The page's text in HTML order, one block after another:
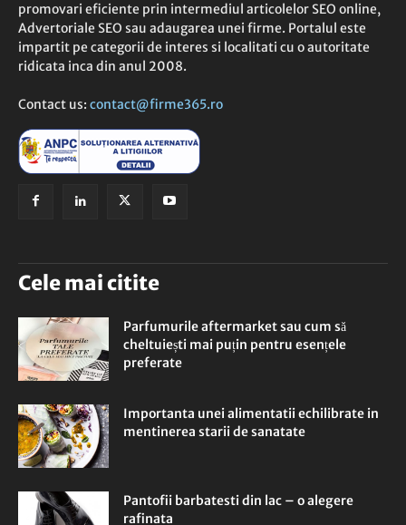
promovari eficiente prin intermediul articolelor SEO online,
Advertoriale SEO sau adaugarea unei firme. Portalul este
impartit pe categorii de interes si localitati cu o autoritate
ridicata inca din anul 2008.
Contact us: contact@firme365.ro
Cele mai citite
Parfumurile aftermarket sau cum să
cheltuiești mai puțin pentru esențele
preferate
Importanta unei alimentatii echilibrate in
mentinerea starii de sanatate
Pantofii barbatesti din lac – o alegere
rafinata